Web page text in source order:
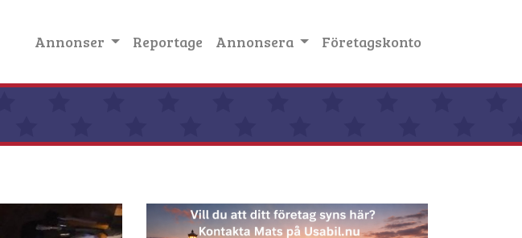
Annonser Reportage Annonsera Företagskonto